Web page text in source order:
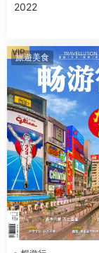
2022
旅遊美食
VIP